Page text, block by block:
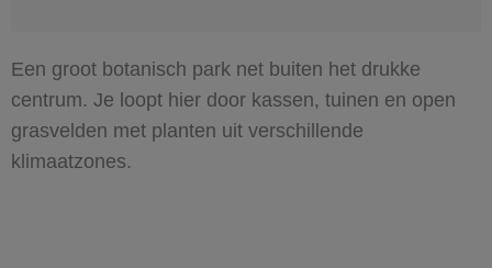
Een groot botanisch park net buiten het drukke
centrum. Je loopt hier door kassen, tuinen en open
grasvelden met planten uit verschillende
klimaatzones.